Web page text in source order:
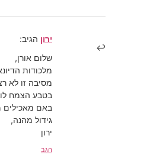
ירון הגיב:
שלום אורן,
מלכודות
מסיבה זו לא
בטבע הצמח
באם מאכילים
גידול מהנה,
ירון
הגב